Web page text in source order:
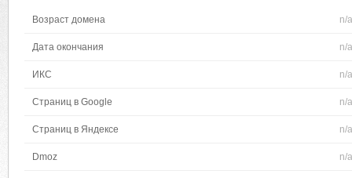
Возраст домена n/a
Дата окончания n/a
ИКС n/a
Страниц в Google n/a
Страниц в Яндексе n/a
Dmoz n/a